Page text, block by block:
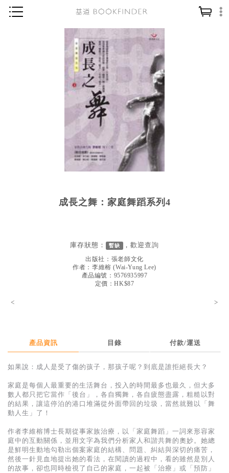
神學／教義
讀經／研經
聖經
信仰入門
靈修／禱告
社會／倫理
見證／傳記
得獎作品推介
暢銷榜
中文二手書
英文二手書
電子書
基道 Top 50
成長之舞：家庭舞蹈系列4
庫存狀態： 暫缺 ，歡迎查詢
出版社： 張老師文化
作者： 李維榕 (Wai-Yung Lee)
產品編號：9576935997
定價：HK$87
< >
產品資訊 目錄 付款/運送
如果說：成人是受了傷的孩子，那孩子呢？到底是誰拒絕長大？
家庭是每個人最重要的生活舞台，投入的時間最多也最久，但大多
數人都只把它當作「後台」，各自獨舞，各自疲態盡露，粗糙以對
的結果，讓這停泊的港口堆滿從外面帶回的垃圾，當然就難以「舞
動人生」了！
作者李維榕博士長期從事家族治療，以「家庭舞蹈」一詞來形容家
庭中的互動關係，並用文字為我們分析家人和諧共舞的奧妙。她總
是鮮明生動地勾勒出個案家庭的結構、問題、糾結與深切的痛苦，
然後一針見血地提出她的看法，在閱讀的過程中，看的雖然是別人
的故事，卻也同時檢視了自己的家庭，一起被「治療」或「預防」